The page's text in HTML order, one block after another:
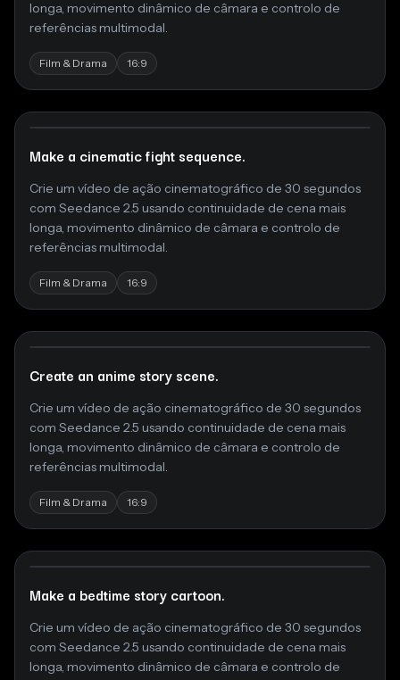
longa, movimento dinâmico de câmara e controlo de
referências multimodal.
Film & Drama 16:9
Make a cinematic fight sequence.
Crie um vídeo de ação cinematográfico de 30 segundos
com Seedance 2.5 usando continuidade de cena mais
longa, movimento dinâmico de câmara e controlo de
referências multimodal.
Film & Drama 16:9
Create an anime story scene.
Crie um vídeo de ação cinematográfico de 30 segundos
com Seedance 2.5 usando continuidade de cena mais
longa, movimento dinâmico de câmara e controlo de
referências multimodal.
Film & Drama 16:9
Make a bedtime story cartoon.
Crie um vídeo de ação cinematográfico de 30 segundos
com Seedance 2.5 usando continuidade de cena mais
longa, movimento dinâmico de câmara e controlo de